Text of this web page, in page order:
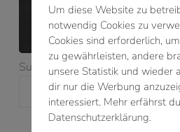
Wir sind umgezogen!
Suchen
Um diese Website zu
notwendig Cookies zu
Cookies sind erforderlich,
zu gewährleisten, andere
unsere Statistik und wieder
dir nur die Werbung
interessiert. Mehr erfährst
Datenschutzerklärung.